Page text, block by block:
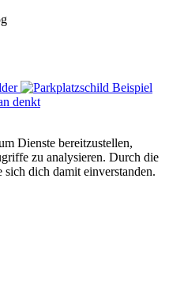
denkt
Dienste bereitzustellen,
zu analysieren. Durch die
dich damit einverstanden.